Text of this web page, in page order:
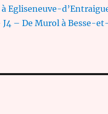
Egliseneuve-
J4 – De Murol à Besse-